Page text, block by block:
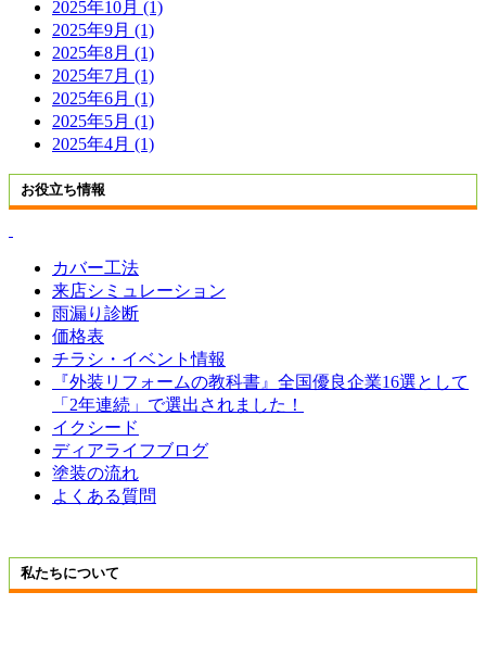
2025年10月 (1)
2025年9月 (1)
2025年8月 (1)
2025年7月 (1)
2025年6月 (1)
2025年5月 (1)
2025年4月 (1)
お役立ち情報
カバー工法
来店シミュレーション
雨漏り診断
価格表
チラシ・イベント情報
『外装リフォームの教科書』全国優良企業16選として
「2年連続」で選出されました！
イクシード
ディアライフブログ
塗装の流れ
よくある質問
私たちについて